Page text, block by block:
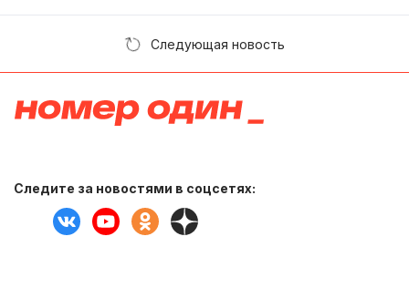
Следующая новость
Следите за новостями в соцсетях: